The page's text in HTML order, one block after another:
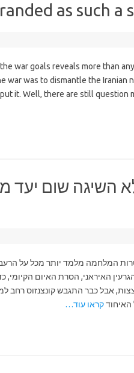
as such a
war goals reveals more than
war was to dismantle the Iranian
it. Well, there are still question
השיגה שום יעד
המלחמה מלמד יותר מכל על
האיראני, הסרת האיום הקיומי,
אבל כבר התגבש קונצנזוס רחב
קראו עוד…